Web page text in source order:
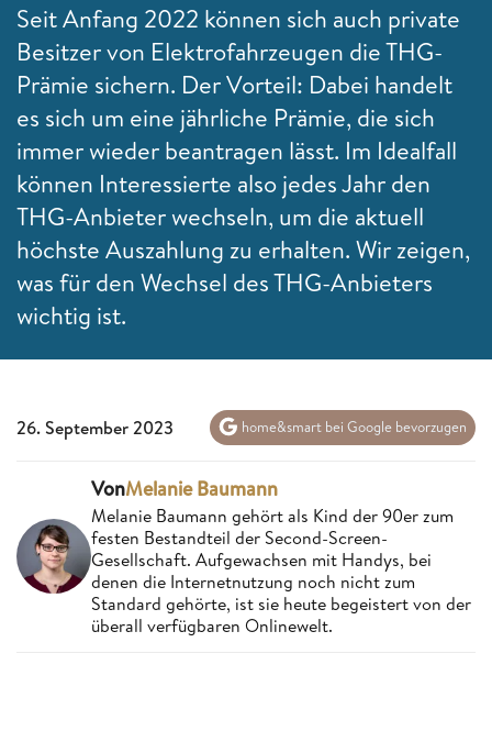
Seit Anfang 2022 können sich auch private
Besitzer von Elektrofahrzeugen die THG-
Prämie sichern. Der Vorteil: Dabei handelt
es sich um eine jährliche Prämie, die sich
immer wieder beantragen lässt. Im Idealfall
können Interessierte also jedes Jahr den
THG-Anbieter wechseln, um die aktuell
höchste Auszahlung zu erhalten. Wir zeigen,
was für den Wechsel des THG-Anbieters
wichtig ist.
26. September 2023 home&smart bei Google bevorzugen
VonMelanie Baumann
Melanie Baumann gehört als Kind der 90er zum
festen Bestandteil der Second-Screen-
Gesellschaft. Aufgewachsen mit Handys, bei
denen die Internetnutzung noch nicht zum
Standard gehörte, ist sie heute begeistert von der
überall verfügbaren Onlinewelt.